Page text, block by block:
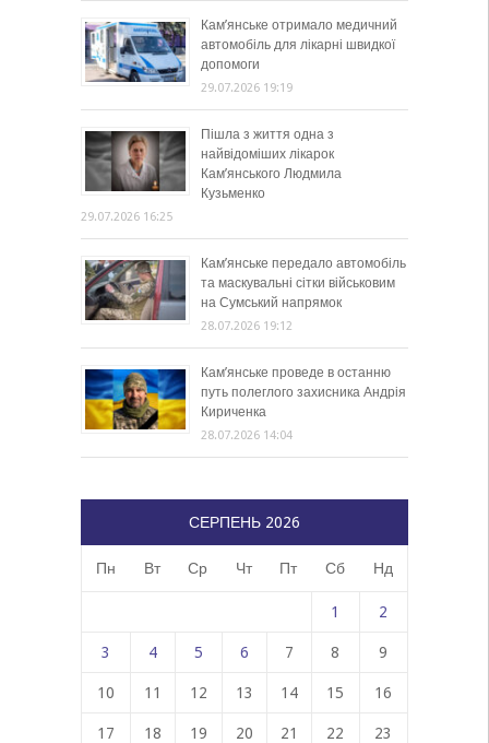
Кам’янське отримало медичний
автомобіль для лікарні швидкої
допомоги
29.07.2026 19:19
Пішла з життя одна з
найвідоміших лікарок
Кам’янського Людмила
Кузьменко
29.07.2026 16:25
Кам’янське передало автомобіль
та маскувальні сітки військовим
на Сумський напрямок
28.07.2026 19:12
Кам’янське проведе в останню
путь полеглого захисника Андрія
Кириченка
28.07.2026 14:04
СЕРПЕНЬ 2026
Пн Вт Ср Чт Пт Сб Нд
1 2
3 4 5 6 7 8 9
10 11 12 13 14 15 16
17 18 19 20 21 22 23